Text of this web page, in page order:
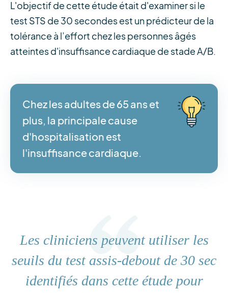
L'objectif de cette étude était d'examiner si le
test STS de 30 secondes est un prédicteur de la
tolérance à l’effort chez les personnes âgés
atteintes d'insuffisance cardiaque de stade A/B.
Chez les adultes de 65 ans et
plus, la principale cause
d'hospitalisation est
l'insuffisance cardiaque.
Les cliniciens peuvent utiliser les
seuils du test assis-debout de 30 sec
identifiés dans cette étude pour